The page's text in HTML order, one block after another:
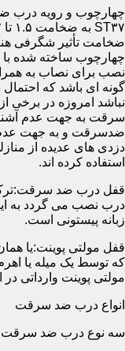
چهارچوب و رویه درب
ضخامت تأثیر شگرفی
چهارچوب ساخته شده
نصب برای نصاب به
گونه ای باشد که
نباشد امروزه در برخی
سرقت به جهت عدم
ضدسرقت و به جهت
دزدی های عدیده از
استفاده کرده اند.
قفل درب ضد
زبانه پیستونی است.
که توسط یک میله یا
مولتی پوینت وارداتی در ایران
انواع درب ضد سرقت
سه نوع درب ضد سرقت